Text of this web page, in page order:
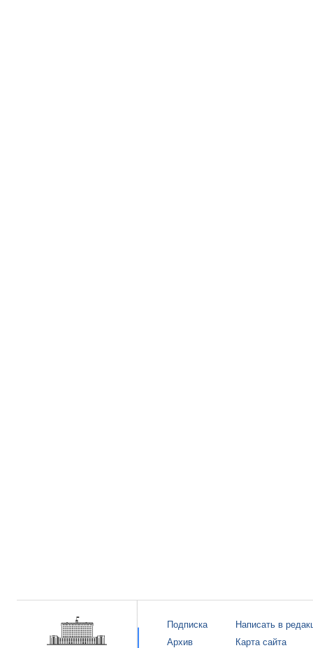
Подписка
Архив
Написать в
Карта сайта